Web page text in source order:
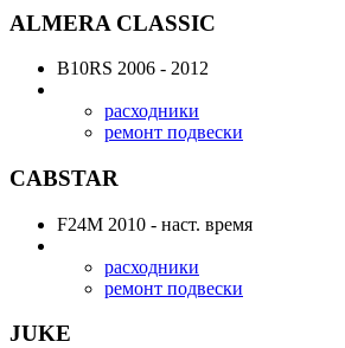
ALMERA CLASSIC
B10RS 2006 - 2012
расходники
ремонт подвески
CABSTAR
F24M 2010 - наст. время
расходники
ремонт подвески
JUKE